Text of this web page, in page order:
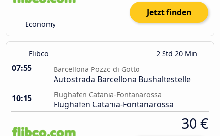
Economy
Jetzt finden
Flibco 2 Std 20 Min
07:55 Barcellona Pozzo di Gotto
Autostrada Barcellona Bushaltestelle
10:15
Flughafen Catania-Fontanarossa
Flughafen Catania-Fontanarossa
30 €